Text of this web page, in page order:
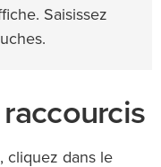
Saisissez
cliquez dans le